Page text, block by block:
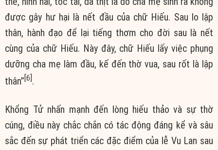
được gây hư hại là nết đầu của chữ Hiếu. Sau lo lập
thân, hành đạo để lại tiếng thơm cho đời sau là nết
cùng của chữ Hiếu. Này đây, chữ Hiếu lấy việc phụng
dưỡng cha mẹ làm đầu, kế đến thờ vua, sau rốt là lập
thân”[6].
Khổng Tử nhấn mạnh đến lòng hiếu thảo và sự thờ
cúng, điều này chắc chắn có tác động đáng kể và sâu
sắc đến sự phát triển các đặc điểm của lễ Vu Lan sau